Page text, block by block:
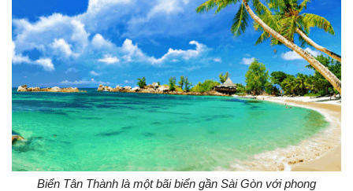
Biển Tân Thành là một bãi biển gần Sài Gòn với phong